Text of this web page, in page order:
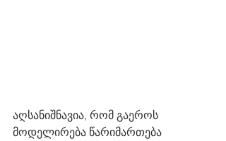
აღსანიშნავია, რომ გაეროს
მოდელირება წარიმართება